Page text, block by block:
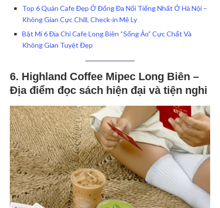
Top 6 Quán Cafe Đẹp Ở Đống Đa Nổi Tiếng Nhất Ở Hà Nội –
Không Gian Cực Chill, Check-in Mê Ly
Bật Mí 6 Địa Chỉ Cafe Long Biên “Sống Ảo” Cực Chất Và
Không Gian Tuyệt Đẹp
6. Highland Coffee Mipec Long Biên –
Địa điểm đọc sách hiện đại và tiện nghi